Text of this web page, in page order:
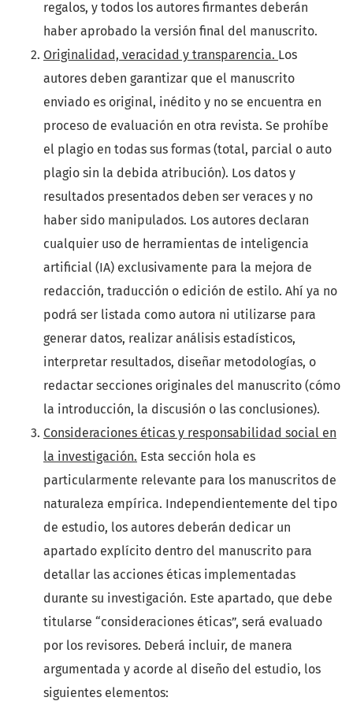
regalos, y todos los autores firmantes deberán
haber aprobado la versión final del manuscrito.
Originalidad, veracidad y transparencia. Los
autores deben garantizar que el manuscrito
enviado es original, inédito y no se encuentra en
proceso de evaluación en otra revista. Se prohíbe
el plagio en todas sus formas (total, parcial o auto
plagio sin la debida atribución). Los datos y
resultados presentados deben ser veraces y no
haber sido manipulados. Los autores declaran
cualquier uso de herramientas de inteligencia
artificial (IA) exclusivamente para la mejora de
redacción, traducción o edición de estilo. Ahí ya no
podrá ser listada como autora ni utilizarse para
generar datos, realizar análisis estadísticos,
interpretar resultados, diseñar metodologías, o
redactar secciones originales del manuscrito (cómo
la introducción, la discusión o las conclusiones).
Consideraciones éticas y responsabilidad social en
la investigación. Esta sección hola es
particularmente relevante para los manuscritos de
naturaleza empírica. Independientemente del tipo
de estudio, los autores deberán dedicar un
apartado explícito dentro del manuscrito para
detallar las acciones éticas implementadas
durante su investigación. Este apartado, que debe
titularse “consideraciones éticas”, será evaluado
por los revisores. Deberá incluir, de manera
argumentada y acorde al diseño del estudio, los
siguientes elementos: